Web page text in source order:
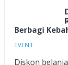
Berbagi
EVENT
Diskon